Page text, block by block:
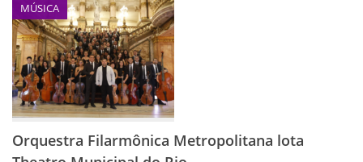
MÚSICA
Orquestra Filarmônica Metropolitana lota